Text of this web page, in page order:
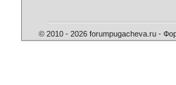
© 2010 - 2026 forumpugacheva.ru -